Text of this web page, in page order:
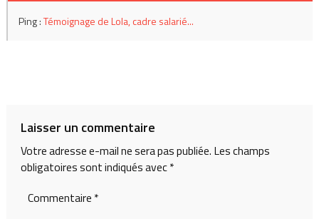
Ping :Témoignage de Lola, cadre salarié...
Laisser un commentaire
Votre adresse e-mail ne sera pas publiée. Les champs
obligatoires sont indiqués avec*
Commentaire *